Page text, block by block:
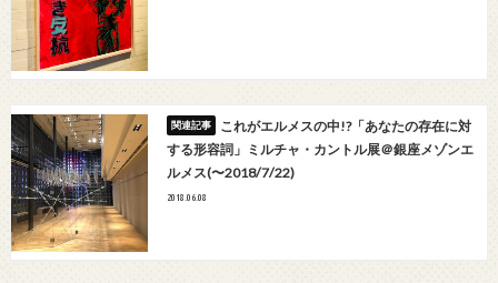
これがエルメスの中!?「あなたの存在に対
する形容詞」ミルチャ・カントル展＠銀座メゾンエ
ルメス(〜2018/7/22)
2018.06.08